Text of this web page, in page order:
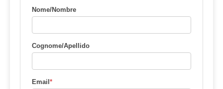
Nome/Nombre
Cognome/Apellido
Email *